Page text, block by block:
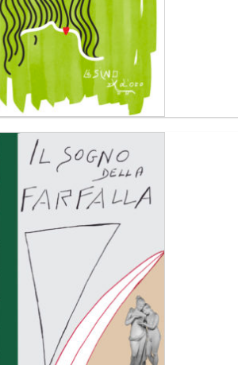
Aggiungi
alla lista
dei
desideri